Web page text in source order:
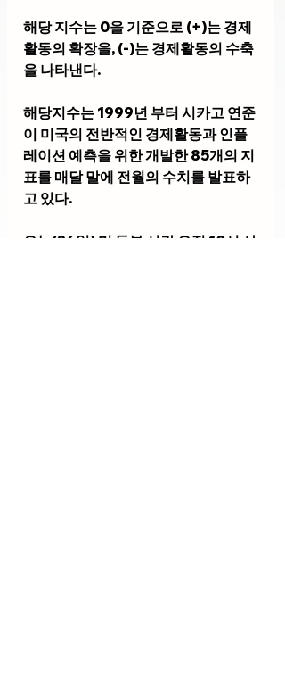
해당 지수는 0을 기준으로 (+)는 경제
활동의 확장을, (-)는 경제활동의 수축
을 나타낸다.
해당지수는 1999년 부터 시카고 연준
이 미국의 전반적인 경제활동과 인플
레이션 예측을 위한 개발한 85개의 지
표를 매달 말에 전월의 수치를 발표하
고 있다.
오늘(26일) 미 동부 시간 오전 10시 상